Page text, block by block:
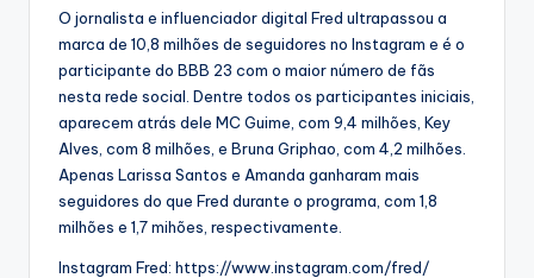
O jornalista e influenciador digital Fred ultrapassou a
marca de 10,8 milhões de seguidores no Instagram e é o
participante do BBB 23 com o maior número de fãs
nesta rede social. Dentre todos os participantes iniciais,
aparecem atrás dele MC Guime, com 9,4 milhões, Key
Alves, com 8 milhões, e Bruna Griphao, com 4,2 milhões.
Apenas Larissa Santos e Amanda ganharam mais
seguidores do que Fred durante o programa, com 1,8
milhões e 1,7 mihões, respectivamente.
Instagram Fred: https://www.instagram.com/fred/